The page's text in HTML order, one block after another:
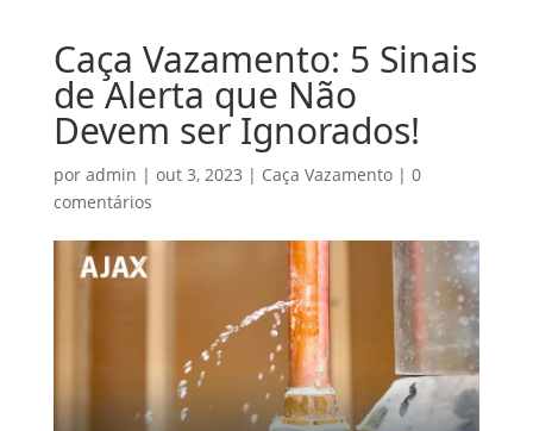
Caça Vazamento: 5 Sinais
de Alerta que Não
Devem ser Ignorados!
por admin | out 3, 2023 | Caça Vazamento| 0
comentários